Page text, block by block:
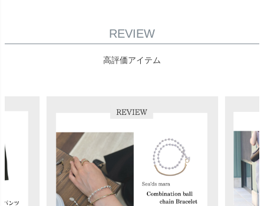
REVIEW
高評価アイテム